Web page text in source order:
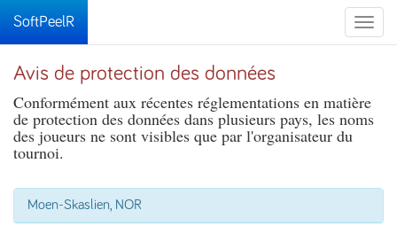
Toggle
SoftPeelR
Avis de protection des données
Conformément aux récentes réglementations en matière
de protection des données dans plusieurs pays, les noms
des joueurs ne sont visibles que par l'organisateur du
tournoi.
Moen-Skaslien, NOR